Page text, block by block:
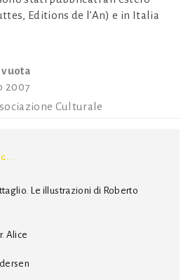
Editions de l’An) e in Italia
vuota
2007
Culturale
Le illustrazioni di Roberto
Alice